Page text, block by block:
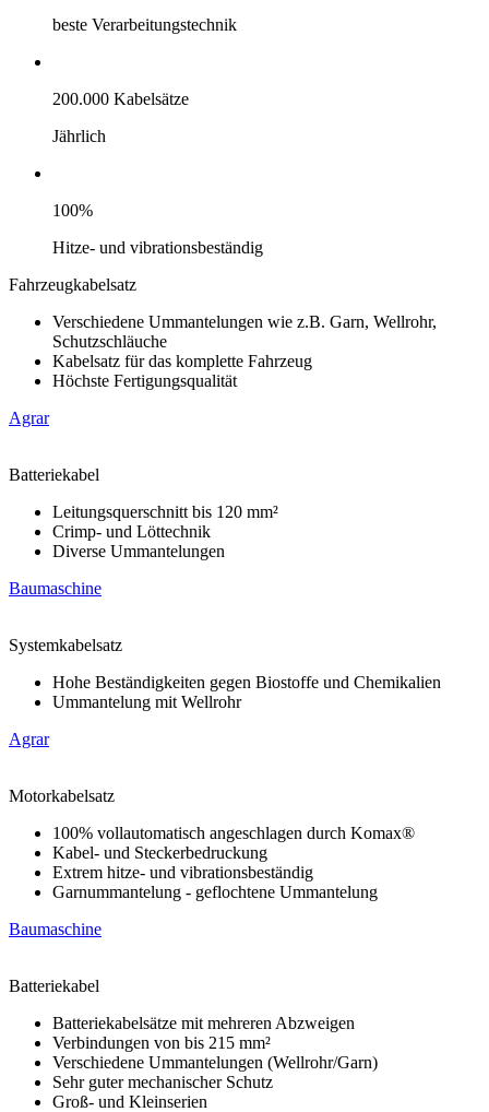
beste Verarbeitungstechnik
200.000 Kabelsätze
Jährlich
100%
Hitze- und vibrationsbeständig
Fahrzeugkabelsatz
Verschiedene Ummantelungen wie z.B. Garn, Wellrohr,
Schutzschläuche
Kabelsatz für das komplette Fahrzeug
Höchste Fertigungsqualität
Agrar
Batteriekabel
Leitungsquerschnitt bis 120 mm²
Crimp- und Löttechnik
Diverse Ummantelungen
Baumaschine
Systemkabelsatz
Hohe Beständigkeiten gegen Biostoffe und Chemikalien
Ummantelung mit Wellrohr
Agrar
Motorkabelsatz
100% vollautomatisch angeschlagen durch Komax®
Kabel- und Steckerbedruckung
Extrem hitze- und vibrationsbeständig
Garnummantelung - geflochtene Ummantelung
Baumaschine
Batteriekabel
Batteriekabelsätze mit mehreren Abzweigen
Verbindungen von bis 215 mm²
Verschiedene Ummantelungen (Wellrohr/Garn)
Sehr guter mechanischer Schutz
Groß- und Kleinserien